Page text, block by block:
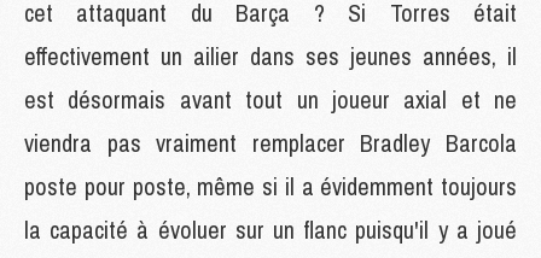
cet attaquant du Barça ? Si Torres était
effectivement un ailier dans ses jeunes années, il
est désormais avant tout un joueur axial et ne
viendra pas vraiment remplacer Bradley Barcola
poste pour poste, même si il a évidemment toujours
la capacité à évoluer sur un flanc puisqu'il y a joué